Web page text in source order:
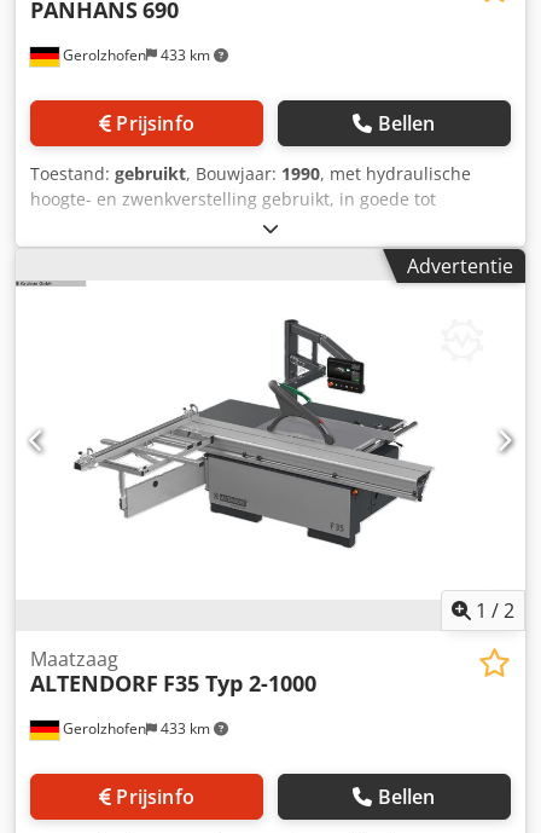
Gerolzhofen 433 km
PANHANS690
Prijsinfo Bellen
Toestand: gebruikt, Bouwjaar: 1990, met hydraulische
hoogte- en zwenkverstelling gebruikt, in goede tot
uitstekende staat Merk: Panhans Type: 690
Dksdpfxjwkvwto Adyer Bouwjaar: 1990 Machinenummer:
705 GS-gekeurd Versterkte motor 5,5 kW Zaagbreedte ca.
mm Zwenkbaar tot 45° Parallellogrambescherming
Tafelverlenging ca. 1000 mm Hoogteverstelling hydraulisch
Zwenkverstelling hydraulisch Aansluiting afzuiging D
120/80 mm Benodigde ruimte ca. 3200 mm x 3500 mm x
1400 mm Gewicht ca. 1000 kg Opslaglocatie: 97447
Gerolzhofen, vrij geladen, onverpakt Overdracht in de
feitelijke staat zoals bezichtigd, zonder garantie en
aansprakelijkheid.
Advertentie
1 /2
Gerolzhofen 433 km
Maatzaag
ALTENDORF F35 Typ 2-1000
Prijsinfo Bellen